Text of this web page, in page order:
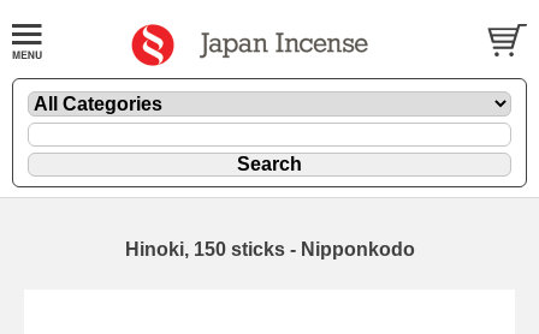
Hinoki, 150 sticks - Nipponkodo